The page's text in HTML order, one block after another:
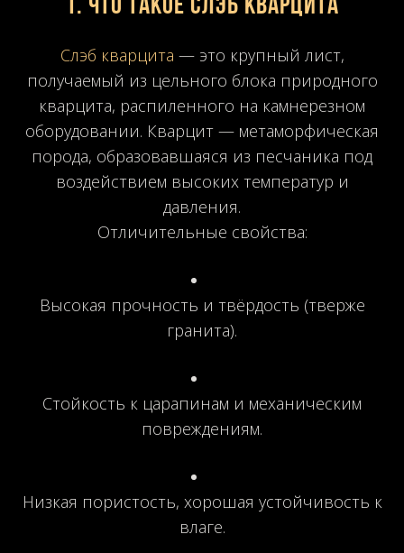
1. Что такое слэб кварцита
Слэб кварцита — это крупный лист,
получаемый из цельного блока природного
кварцита, распиленного на камнерезном
оборудовании. Кварцит — метаморфическая
порода, образовавшаяся из песчаника под
воздействием высоких температур и
давления.
Отличительные свойства:
Высокая прочность и твёрдость (тверже
гранита).
Стойкость к царапинам и механическим
повреждениям.
Низкая пористость, хорошая устойчивость к
влаге.